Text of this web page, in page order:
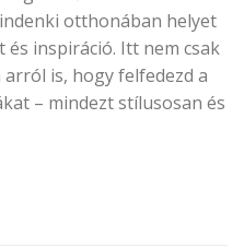
otthonában helyet
és inspiráció. Itt nem csak
is, hogy felfedezd a
– mindezt stílusosan és